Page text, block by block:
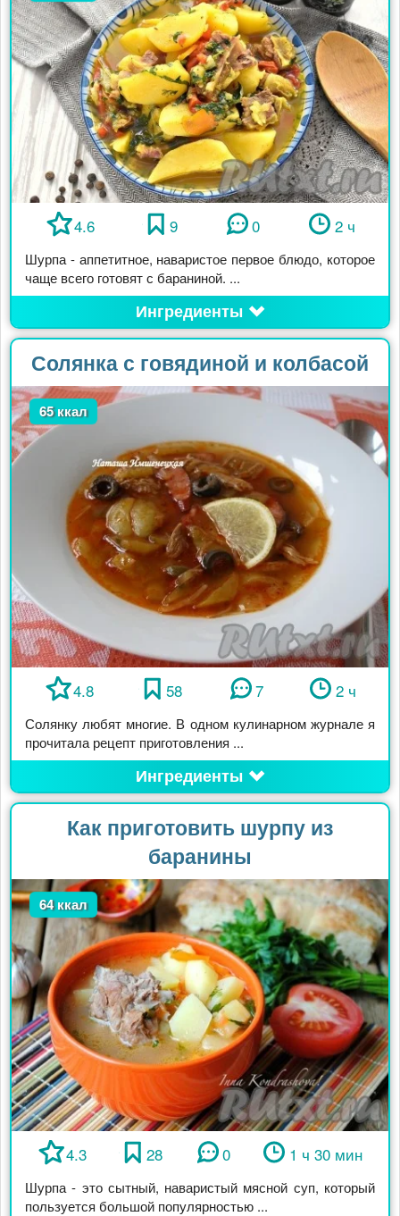
4.6 9 0 2 ч
Шурпа - аппетитное, наваристое первое блюдо, которое
чаще всего готовят с бараниной. ...
Ингредиенты
Солянка с говядиной и колбасой
65 ккал
4.8 58 7 2 ч
Солянку любят многие. В одном кулинарном журнале я
прочитала рецепт приготовления ...
Ингредиенты
Как приготовить шурпу из
баранины
64 ккал
4.3 28 0 1 ч 30 мин
Шурпа - это сытный, наваристый мясной суп, который
пользуется большой популярностью ...